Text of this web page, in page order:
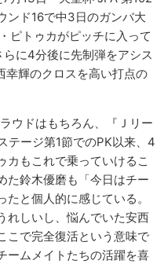
ンド16で中3日のガンバ大
ピトゥカがピッチに入って
に4分後に先制弾をアシス
幸輝のクロスを高い打点の
ウドはもちろん、『Ｊリー
テージ第1節でのPK以来、4
カもこれで乗っていけるこ
た鈴木優磨も「今日はチー
と個人的に感じている。
れしいし、悩んでいた安西
こで完全復活という意味で
ームメイトたちの活躍を喜